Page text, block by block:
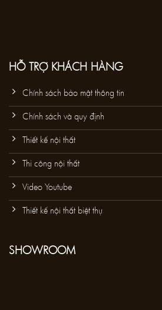
HỖ TRỢ KHÁCH HÀNG
Chính sách bảo mật thông tin
Chính sách và quy định
Thiết kế nội thất
Thi công nội thất
Video Youtube
Thiết kế nội thất biệt thự
SHOWROOM